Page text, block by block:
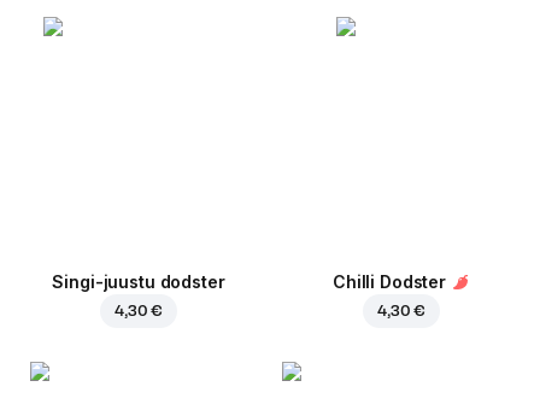
Singi-juustu dodster
4,30 €
Chilli Dodster
4,30 €